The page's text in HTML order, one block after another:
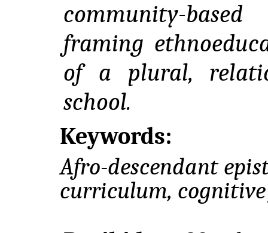
community-
framing
of a plural,
school.
Keywords:
Afro-descendant
curriculum,